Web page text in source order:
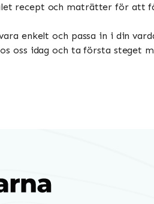
recept och maträtter för att
enkelt och passa in i din
oss idag och ta första steget